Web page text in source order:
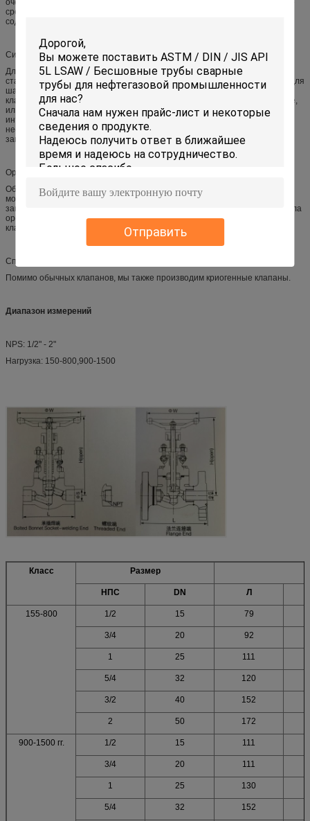
Отправить
очень надежным.не рекомендуется добавлять или менять плакировку по
среднему размеру заднего сиденья, когда клапан имеет давление,
содержащее.
Сиденье:
Для клапана из углеродной стали сиденье обычно из кованой
стали.Возобновляемое натянутое сиденье используется для клапанов для
шаров из углеродистой стали NPS≤12Для нержавеющего стального
клапана с земляным шаром обычно используется интегральное сиденье,
или для сварки твердого сплава непосредственно
интегрально.Напряженный или сварный на сиденье также является
необязательным для нержавеющей стали клапан глобус, если он
запрашивается клиентом.
Орехи ствола:
Обычно стволовой орех изготавливается из ASTM A439 D2. Он также
может быть изготовлен из медного сплава, если это требуется
заказчиком.прокатный подшипник устанавливается с обеих сторон ствола
ореха, чтобы минимизировать открытый и закрытый крутящий момент
клапана глобуса.
Специальный клапан "Глобус":
Помимо обычных клапанов, мы также производим криогенные клапаны.
Диапазон измерений
NPS: 1/2" - 2"
Нагрузка: 150-800,900-1500
Класс Размер
НПС DN Л
155-800 1/2 15 79
3/4 20 92
1 25 111
5/4 32 120
3/2 40 152
2 50 172
900-1500 гг. 1/2 15 111
3/4 20 111
1 25 130
5/4 32 152